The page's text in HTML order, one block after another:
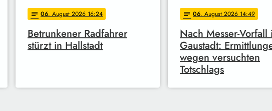
notes 06. August 2026 16:24
Betrunkener Radfahrer
stürzt in Hallstadt
notes 06. August 2026 14:49
Nach Messer-Vorfall
Gaustadt:
wegen versuchten
Totschlags